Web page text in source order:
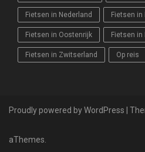
Fietsen in Nederland Fietsen in
Fietsen in Oostenrijk Fietsen in
Fietsen in Zwitserland Op reis
Proudly powered by WordPress |
aThemes.